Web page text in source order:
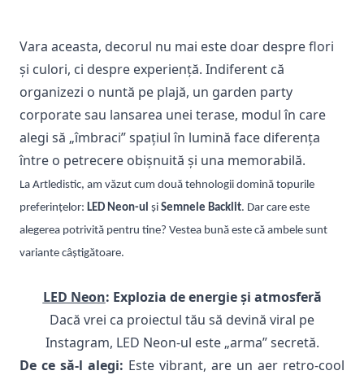
Vara aceasta, decorul nu mai este doar despre flori
și culori, ci despre experiență. Indiferent că
organizezi o nuntă pe plajă, un garden party
corporate sau lansarea unei terase, modul în care
alegi să „îmbraci” spațiul în lumină face diferența
între o petrecere obișnuită și una memorabilă.
La Artledistic, am văzut cum două tehnologii domină topurile
preferințelor: LED Neon-ul și Semnele Backlit. Dar care este
alegerea potrivită pentru tine? Vestea bună este că ambele sunt
variante câștigătoare.
LED Neon: Explozia de energie și atmosferă
Dacă vrei ca proiectul tău să devină viral pe
Instagram, LED Neon-ul este „arma” secretă.
De ce să-l alegi: Este vibrant, are un aer retro-cool